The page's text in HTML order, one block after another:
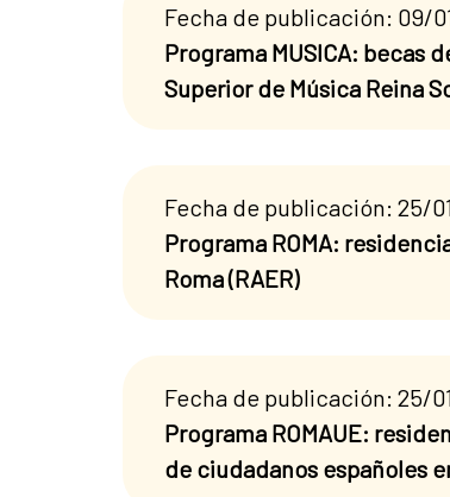
Fecha de publicación: 09/
Programa MUSICA: becas
Superior de Música Reina
Fecha de publicación: 25/
Programa ROMA:
Roma (RAER)
Fecha de publicación: 25/
Programa ROMAUE:
de ciudadanos españoles